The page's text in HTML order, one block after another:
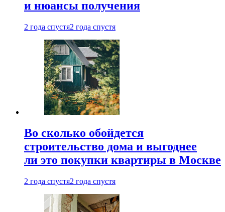
и нюансы получения
2 года спустя2 года спустя
Во сколько обойдется
строительство дома и выгоднее
ли это покупки квартиры в Москве
2 года спустя2 года спустя